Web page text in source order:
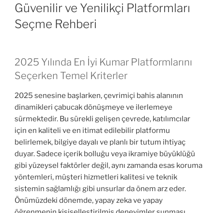
Güvenilir ve Yenilikçi Platformları
Seçme Rehberi
2025 Yılında En İyi Kumar Platformlarını
Seçerken Temel Kriterler
2025 senesine başlarken, çevrimiçi bahis alanının
dinamikleri çabucak dönüşmeye ve ilerlemeye
sürmektedir. Bu sürekli gelişen çevrede, katılımcılar
için en kaliteli ve en itimat edilebilir platformu
belirlemek, bilgiye dayalı ve planlı bir tutum ihtiyaç
duyar. Sadece içerik bolluğu veya ikramiye büyüklüğü
gibi yüzeysel faktörler değil, aynı zamanda esas koruma
yöntemleri, müşteri hizmetleri kalitesi ve teknik
sistemin sağlamlığı gibi unsurlar da önem arz eder.
Önümüzdeki dönemde, yapay zeka ve yapay